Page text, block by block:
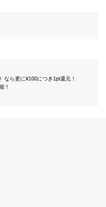
なら更に¥100につき1pt還元！
！